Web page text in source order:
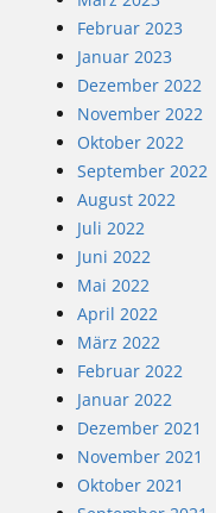
Februar 2023
Januar 2023
Dezember 2022
November 2022
Oktober 2022
September 2022
August 2022
Juli 2022
Juni 2022
Mai 2022
April 2022
März 2022
Februar 2022
Januar 2022
Dezember 2021
November 2021
Oktober 2021